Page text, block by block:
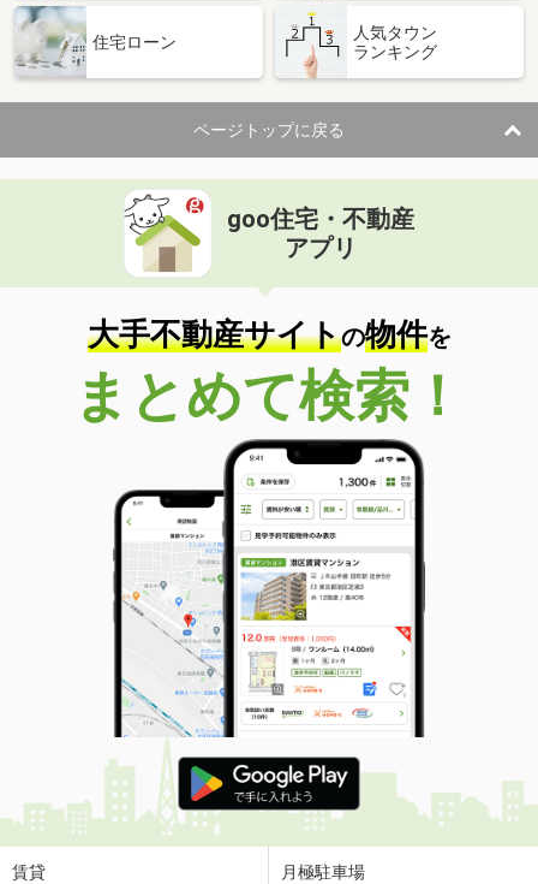
住宅ローン
人気タウン
ランキング
ページトップに戻る
goo住宅・不動産
アプリ
大手不動産サイトの物件を
まとめて検索！
賃貸 月極駐車場